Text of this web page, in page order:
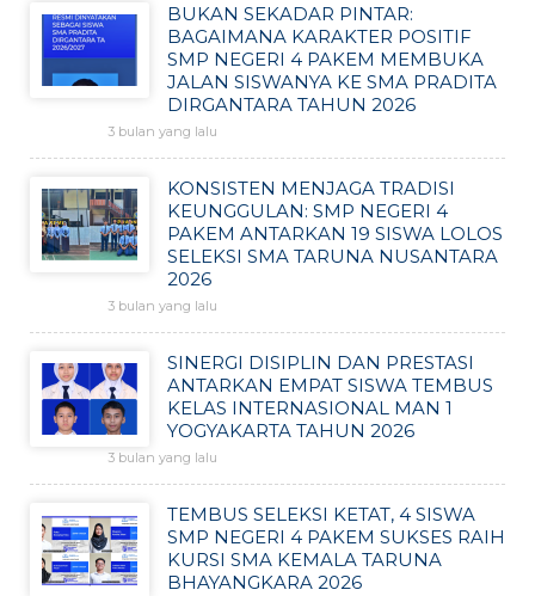
BUKAN SEKADAR PINTAR:
BAGAIMANA KARAKTER POSITIF
SMP NEGERI 4 PAKEM MEMBUKA
JALAN SISWANYA KE SMA PRADITA
DIRGANTARA TAHUN 2026
3 bulan yang lalu
KONSISTEN MENJAGA TRADISI
KEUNGGULAN: SMP NEGERI 4
PAKEM ANTARKAN 19 SISWA LOLOS
SELEKSI SMA TARUNA NUSANTARA
2026
3 bulan yang lalu
SINERGI DISIPLIN DAN PRESTASI
ANTARKAN EMPAT SISWA TEMBUS
KELAS INTERNASIONAL MAN 1
YOGYAKARTA TAHUN 2026
3 bulan yang lalu
TEMBUS SELEKSI KETAT, 4 SISWA
SMP NEGERI 4 PAKEM SUKSES RAIH
KURSI SMA KEMALA TARUNA
BHAYANGKARA 2026